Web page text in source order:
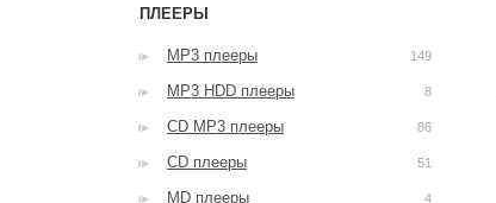
ПЛЕЕРЫ
MP3 плееры 149
MP3 HDD плееры 8
CD MP3 плееры 86
CD плееры 51
MD плееры 4